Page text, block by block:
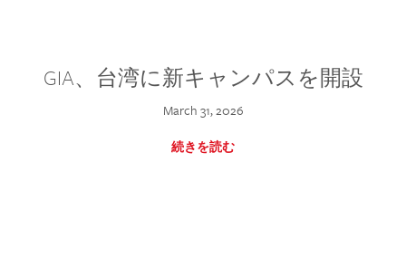
GIA、台湾に新キャンパスを開設
March 31, 2026
続きを読む